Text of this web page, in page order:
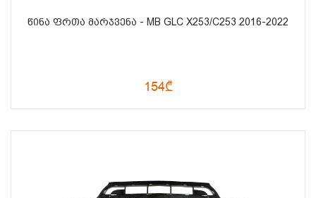
ᲬᲘᲜᲐ ᲤᲠᲗᲐ ᲛᲐᲠᲯᲕᲔᲜᲐ - MB GLC X253/C253 2016-2022
154₾